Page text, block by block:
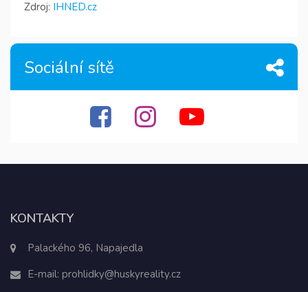
Zdroj: IHNED.cz
Sociální sítě
KONTAKTY
Palackého 96, Napajedla
E-mail: prohlidky@huskyreality.cz